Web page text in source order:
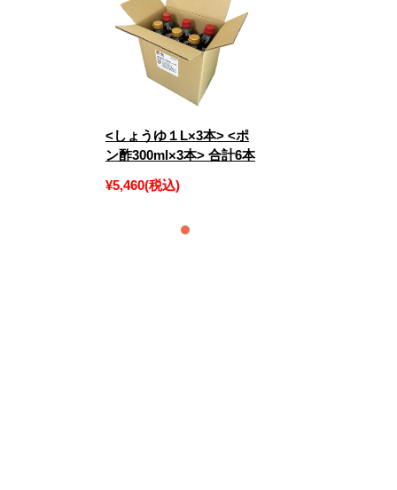
<しょうゆ１L×3本> <ポ
ン酢300ml×3本> 合計6本
¥5,460(税込)